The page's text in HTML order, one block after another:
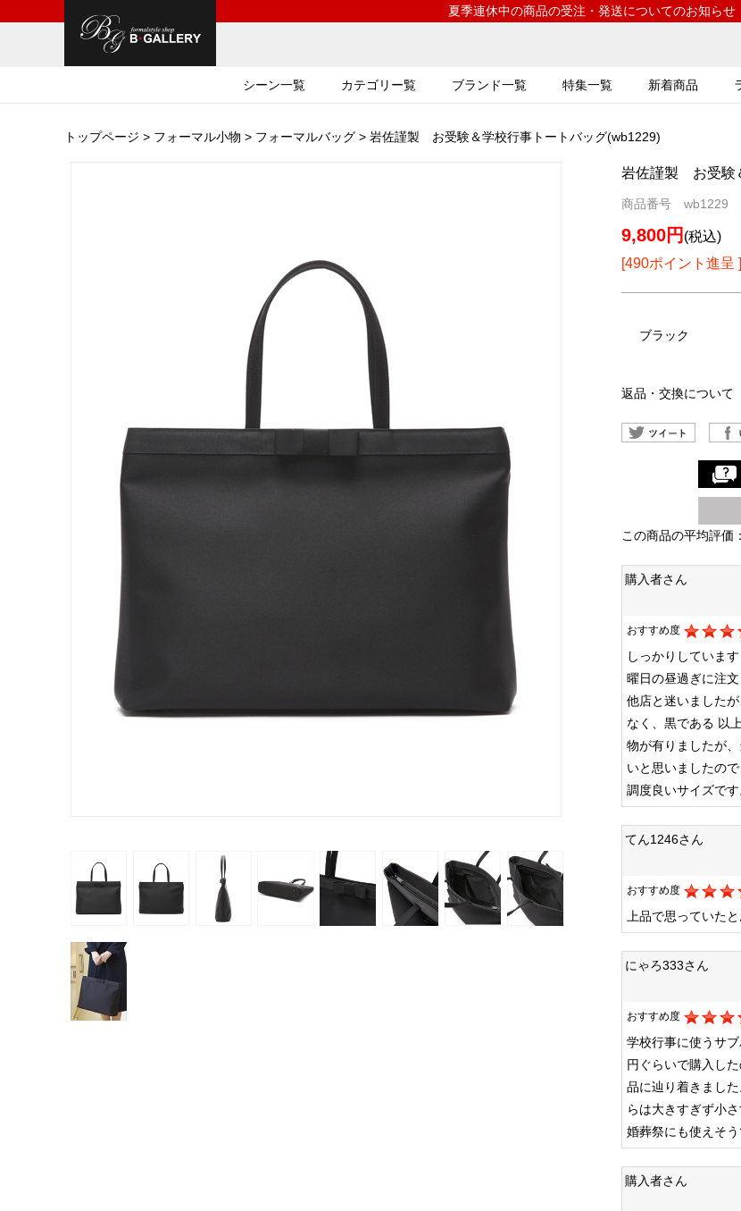
夏季連休中の商品の受注・発送についてのお知らせ
シーン一覧 カテゴリー覧 ブランド一覧 特集一覧 新着商品
トップページ > フォーマル小物 > フォーマルバッグ > 岩佐謹製 お受験＆学校行事トートバッグ(wb1229)
岩佐謹製 お受験
商品番号 wb1229
9,800円 (税込)
[490ポイント進呈 ]
ブラック
返品・交換について
この商品の平均評価：
購入者さん
おすすめ度
しっかりしています
曜日の昼過ぎに注
他店と迷いましたが
なく、黒である 以
物が有りましたが
いと思いましたの
調度良いサイズです
てん1246さん
おすすめ度
上品で思っていた
にゃろ333さん
おすすめ度
学校行事に使うサ
円ぐらいで購入し
品に辿り着きまし
らは大きすぎず小
婚葬祭にも使えそう
購入者さん